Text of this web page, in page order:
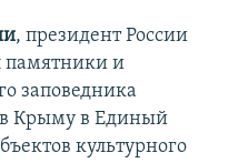
, президент России
и
заповедника
в Крыму в Единый
культурного